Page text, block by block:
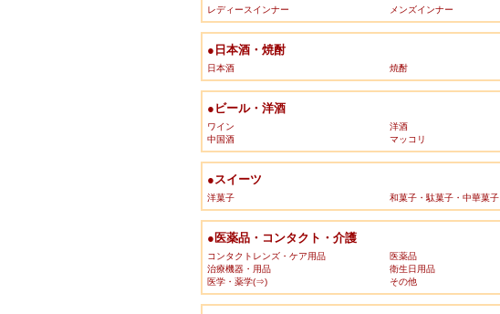
レディースインナー メンズインナー
●日本酒・焼酎
日本酒 焼酎
●ビール・洋酒
ワイン 洋酒
中国酒
マッコリ
●スイーツ
洋菓子 和菓子・駄菓子・中華菓子
●医薬品・コンタクト・介護
コンタクトレンズ・ケア用品 医薬品
治療機器・用品
衛生日用品
医学・薬学(⇒)
その他